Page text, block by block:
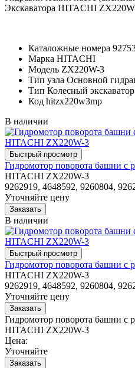
Экскаватора HITACHI
Каталожные номера
Марка HITACHI
Модель ZX220W-3
Тип узла Основной
Тип Колесный экскаватор
Код hitzx220w3mp
В наличии
Гидромотор поворота башни с
HITACHI ZX220W-3
9262919, 4648592, 9260804,
Уточняйте цену
В наличии
Гидромотор поворота башни с
HITACHI ZX220W-3
9262919, 4648592, 9260804,
Уточняйте цену
Гидромотор поворота башни с
HITACHI ZX220W-3
Цена:
Уточняйте